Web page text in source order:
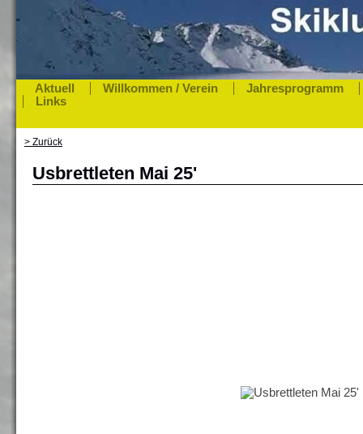
Aktuell Willkommen / Verein
Jahresprogramm
Links
> Zurück
Usbrettleten Mai 25'